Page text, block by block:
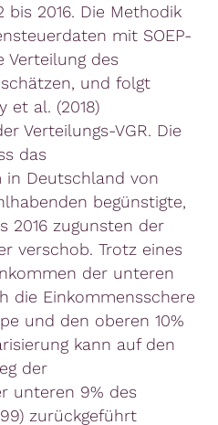
bis 2016. Die Methodik
mit SOEP-
Verteilung des
und folgt
et al. (2018)
Verteilungs-VGR. Die
das
Deutschland von
begünstigte,
2016 zugunsten der
verschob. Trotz eines
der unteren
die Einkommensschere
und den oberen 10%
kann auf den
der
unteren 9% des
zurückgeführt